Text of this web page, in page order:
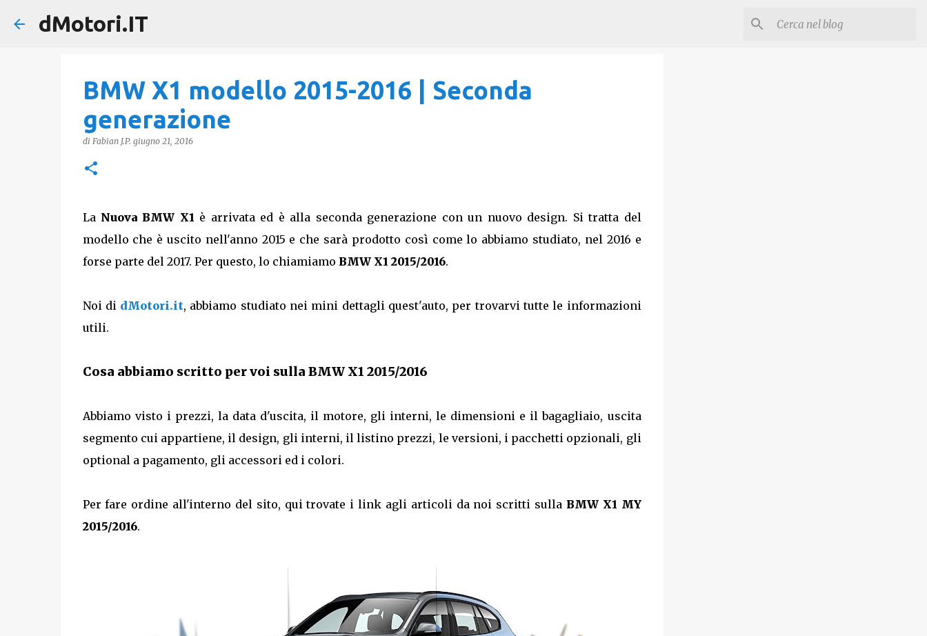
dMotori.IT
BMW X1 modello 2015-2016 | Seconda
generazione
di Fabian J.P. giugno 21, 2016
La Nuova BMW X1 è arrivata ed è alla seconda generazione con un nuovo design. Si tratta del
modello che è uscito nell'anno 2015 e che sarà prodotto così come lo abbiamo studiato, nel 2016 e
forse parte del 2017. Per questo, lo chiamiamo BMW X1 2015/2016.
Noi di dMotori.it, abbiamo studiato nei mini dettagli quest'auto, per trovarvi tutte le informazioni
utili.
Cosa abbiamo scritto per voi sulla BMW X1 2015/2016
Abbiamo visto i prezzi, la data d'uscita, il motore, gli interni, le dimensioni e il bagagliaio, uscita
segmento cui appartiene, il design, gli interni, il listino prezzi, le versioni, i pacchetti opzionali, gli
optional a pagamento, gli accessori ed i colori.
Per fare ordine all'interno del sito, qui trovate i link agli articoli da noi scritti sulla BMW X1 MY
2015/2016.